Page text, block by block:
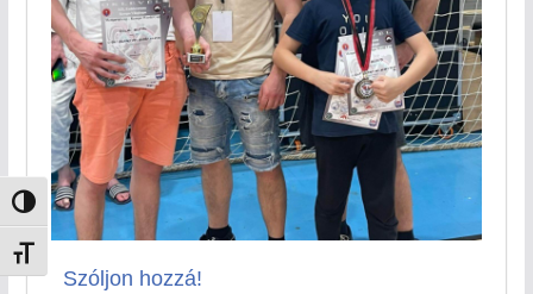
Nagy kontraszt váltása
Betűméret váltása
Szóljon hozzá!